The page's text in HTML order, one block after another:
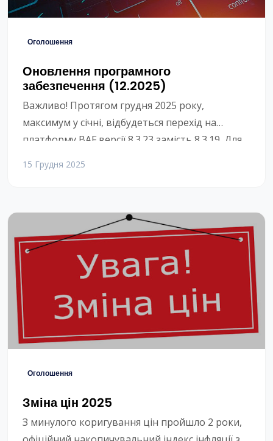
Оголошення
Оновлення програмного
забезпечення (12.2025)
Важливо! Протягом грудня 2025 року,
максимум у січні, відбудеться перехід на
платформу BAF версії 8.3.23 замість 8.3.19. Для
встановлену на всіх комп’ютерах у
оновлення платформи потрібно провести
інсталяцію нової програми.
15 Грудня 2025
Оголошення
Зміна цін 2025
З минулого коригування цін пройшло 2 роки,